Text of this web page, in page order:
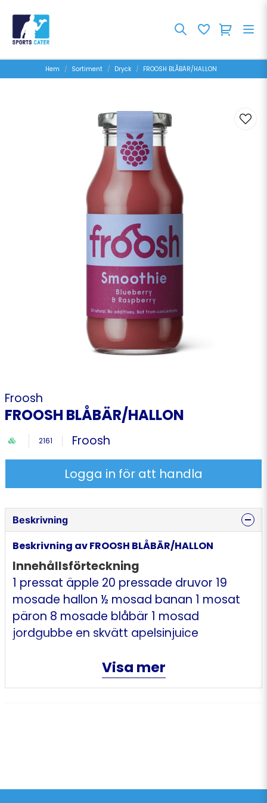
Hem Sortiment Dryck FROOSH BLÅBÄR/HALLON
Froosh
FROOSH BLÅBÄR/HALLON
2161 Froosh
Logga in för att handla
Beskrivning
Beskrivning av FROOSH BLÅBÄR/HALLON
Innehållsförteckning
1 pressat äpple 20 pressade druvor 19
mosade hallon ½ mosad banan 1 mosat
päron 8 mosade blåbär 1 mosad
jordgubbe en skvätt apelsinjuice
Näringsinnehåll
56 kcal, Protein 0.5 g, Kolhydrat 12.8 g, Fett
Visa mer